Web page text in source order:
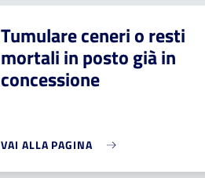
Tumulare ceneri o resti
mortali in posto già in
concessione
VAI ALLA PAGINA